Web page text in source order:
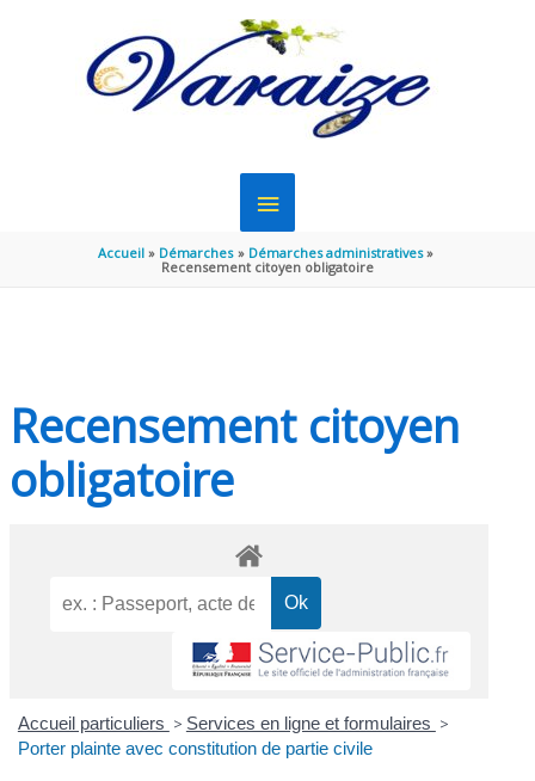
MENU
PRINCIPAL
Accueil Démarches
Démarches administratives
Recensement citoyen obligatoire
Recensement citoyen
obligatoire
Accueil particuliers > Services en ligne et formulaires >
Porter plainte avec constitution de partie civile